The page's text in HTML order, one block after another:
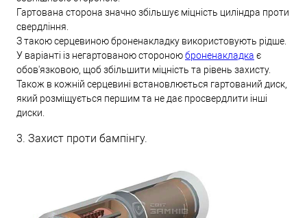
Гартована сторона значно збільшує міцність циліндра проти
свердління.
З такою серцевиною броненакладку використовують рідше.
У варіанті із негартованою стороноюброненакладка є
обов'язковою, щоб збільшити міцність та рівень захисту.
Також в кожній серцевині встановлюється гартований диск,
який розміщується першим та не дає просвердлити інші
диски.
3. Захист проти бампінгу.